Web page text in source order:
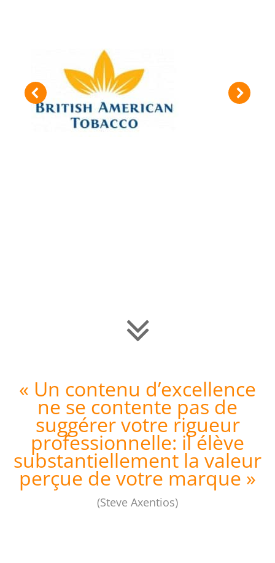
« Un contenu d’excellence
ne se contente pas de
suggérer votre rigueur
professionnelle: il élève
substantiellement la valeur
perçue de votre marque »
(Steve Axentios)